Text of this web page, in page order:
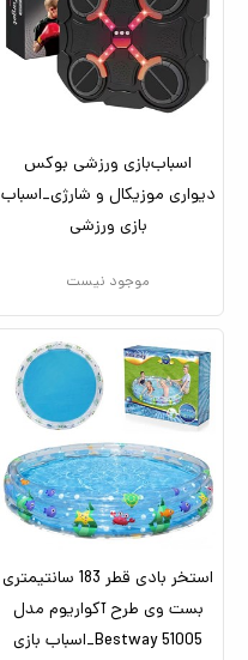
اسباب‌بازی ورزشی بوکس
دیواری موزیکال و شارژی_اسباب
بازی ورزشی
موجود نیست
استخر بادی قطر 183 سانتیمتری
بست‌ وی طرح آکواریوم مدل
Bestway 51005_اسباب بازی